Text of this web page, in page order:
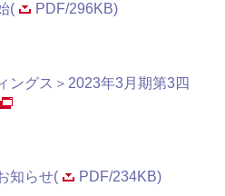
(
PDF/296KB)
ングス＞2023年3月期第3四
知らせ(
PDF/234KB)